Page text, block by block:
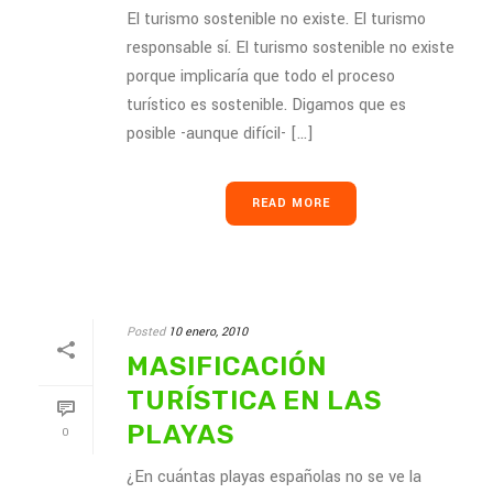
El turismo sostenible no existe. El turismo
responsable sí. El turismo sostenible no existe
porque implicaría que todo el proceso
turístico es sostenible. Digamos que es
posible -aunque difícil- [...]
READ MORE
0
Posted 10 enero, 2010
MASIFICACIÓN
TURÍSTICA EN LAS
PLAYAS
¿En cuántas playas españolas no se ve la